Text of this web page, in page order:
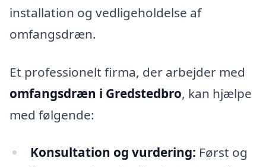
installation og vedligeholdelse af
omfangsdræn.
Et professionelt firma, der arbejder med
omfangsdræn i Gredstedbro, kan hjælpe
med følgende:
Konsultation og vurdering: Først og